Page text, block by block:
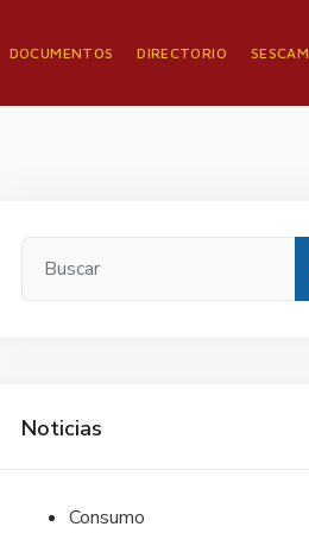
DOCUMENTOS DIRECTORIO SESCAM
Noticias
Consumo